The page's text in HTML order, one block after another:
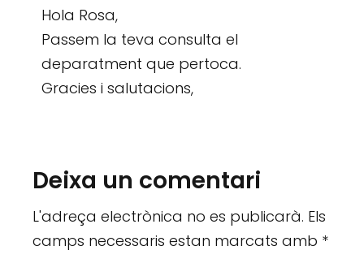
Hola Rosa,
Passem la teva consulta el
deparatment que pertoca.
Gracies i salutacions,
Deixa un comentari
L'adreça electrònica no es publicarà. Els
camps necessaris estan marcats amb *